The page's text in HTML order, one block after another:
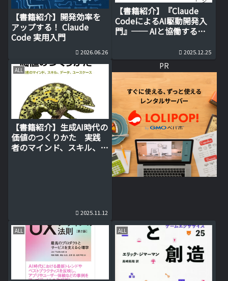
【書籍紹介】開発効率を
アップする！ Claude
Code 実用入門
2026.06.26
【書籍紹介】『Claude
CodeによるAI駆動開発入
門』── AIと協働する新
2025.12.25
ALL
【書籍紹介】生成AI時代の
価値のつくりかた 実践
者のマインド、スキル、デ
2025.11.12
PR
ALL ALL